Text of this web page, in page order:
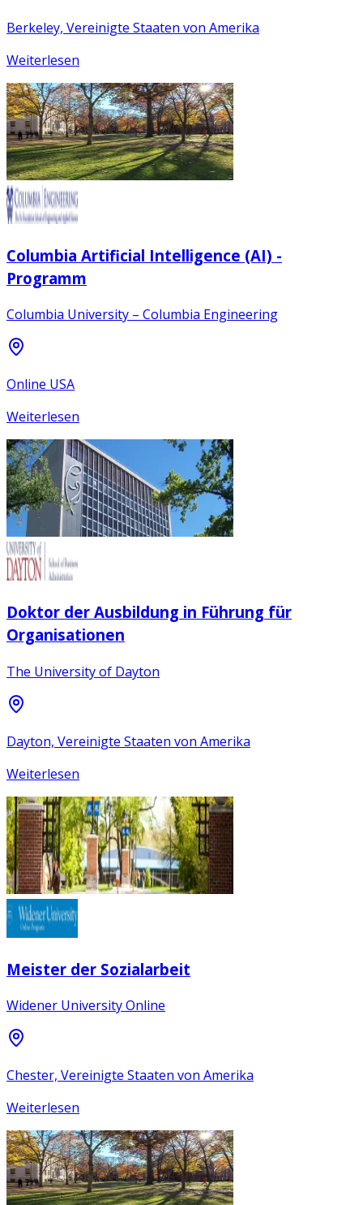
Berkeley, Vereinigte Staaten von Amerika
Weiterlesen
Columbia Artificial Intelligence (AI) -
Programm
Columbia University – Columbia Engineering
Online USA
Weiterlesen
Doktor der Ausbildung in Führung für
Organisationen
The University of Dayton
Dayton, Vereinigte Staaten von Amerika
Weiterlesen
Meister der Sozialarbeit
Widener University Online
Chester, Vereinigte Staaten von Amerika
Weiterlesen